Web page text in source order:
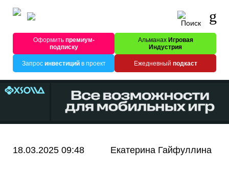
Оформитьпремиум-
подписку
Альманах Игровая
Индустрия
Запрос инвестицийв проект Ежедневный подкаст
18.03.2025 09:48 Екатерина Гайфуллина